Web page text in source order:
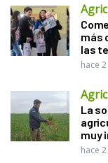
más
las
hace
La
muy
hace